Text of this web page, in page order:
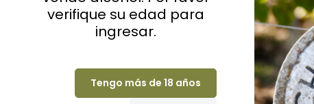
verifique su edad para
ingresar.
Tengo más de 18 años